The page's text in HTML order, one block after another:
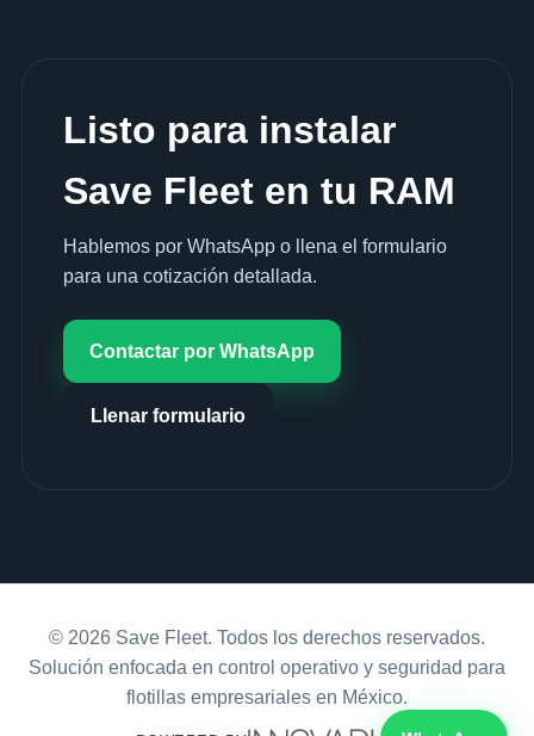
Listo para instalar
Save Fleet en tu RAM
Hablemos por WhatsApp o llena el formulario
para una cotización detallada.
Contactar por WhatsApp
Llenar formulario
© 2026 Save Fleet. Todos los derechos reservados.
Solución enfocada en control operativo y seguridad para
flotillas empresariales en México.